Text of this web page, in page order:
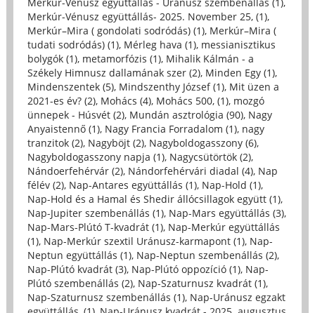
Merkúr-Vénusz együttállás - Uránusz szembenállás (1),
Merkúr-Vénusz együttállás- 2025. November 25, (1),
Merkúr–Mira ( gondolati sodródás) (1), Merkúr–Mira (
tudati sodródás) (1), Mérleg hava (1), messianisztikus
bolygók (1), metamorfózis (1), Mihalik Kálmán - a
Székely Himnusz dallamának szer (2), Minden Egy (1),
Mindenszentek (5), Mindszenthy József (1), Mit üzen a
2021-es év? (2), Mohács (4), Mohács 500, (1), mozgó
ünnepek - Húsvét (2), Mundán asztrológia (90), Nagy
Anyaistennő (1), Nagy Francia Forradalom (1), nagy
tranzitok (2), Nagyböjt (2), Nagyboldogasszony (6),
Nagyboldogasszony napja (1), Nagycsütörtök (2),
Nándoerfehérvár (2), Nándorfehérvári diadal (4), Nap
félév (2), Nap-Antares együttállás (1), Nap-Hold (1),
Nap-Hold és a Hamal és Shedir állócsillagok együtt (1),
Nap-Jupiter szembenállás (1), Nap-Mars együttállás (3),
Nap-Mars-Plútó T-kvadrát (1), Nap-Merkúr együttállás
(1), Nap-Merkúr szextil Uránusz-karmapont (1), Nap-
Neptun együttállás (1), Nap-Neptun szembenállás (2),
Nap-Plútó kvadrát (3), Nap-Plútó oppozíció (1), Nap-
Plútó szembenállás (2), Nap-Szaturnusz kvadrát (1),
Nap-Szaturnusz szembenállás (1), Nap-Uránusz egzakt